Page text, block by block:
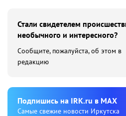
Стали свидетелем
необычного и интересного?
Сообщите, пожалуйста, об этом в
редакцию
Подпишиcь на IRK.ru в MAX
Cамые свежие новости Иркутска